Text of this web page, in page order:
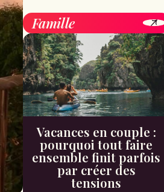
Famille
Vacances en couple :
pourquoi tout faire
ensemble finit parfois
par créer des
tensions